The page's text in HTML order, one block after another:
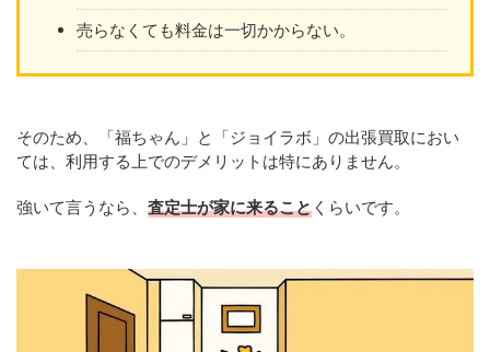
売らなくても料金は一切かからない。
そのため、「福ちゃん」と「ジョイラボ」の出張買取におい
ては、利用する上でのデメリットは特にありません。
強いて言うなら、 査定士が家に来ること くらいです。